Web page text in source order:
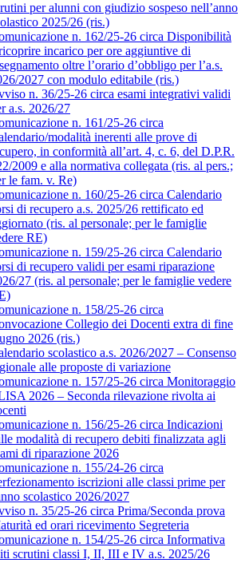
per alunni con giudizio sospeso nell’anno
2025/26 (ris.)
n. 162/25-26 circa Disponibilità
incarico per ore aggiuntive di
oltre l’orario d’obbligo per l’a.s.
2027 con modulo editabile (ris.)
n. 36/25-26 circa esami integrativi validi
a.s. 2026/27
n. 161/25-26 circa
modalità inerenti alle prove di
in conformità all’art. 4, c. 6, del D.P.R.
2009 e alla normativa collegata (ris. al pers.;
le fam. v. Re)
n. 160/25-26 circa Calendario
di recupero a.s. 2025/26 rettificato ed
(ris. al personale; per le famiglie
RE)
n. 159/25-26 circa Calendario
di recupero validi per esami riparazione
27 (ris. al personale; per le famiglie vedere
n. 158/25-26 circa
Collegio dei Docenti extra di fine
2026 (ris.)
scolastico a.s. 2026/2027 – Consenso
alle proposte di variazione
n. 157/25-26 circa Monitoraggio
2026 – Seconda rilevazione rivolta ai
n. 156/25-26 circa Indicazioni
modalità di recupero debiti finalizzata agli
di riparazione 2026
n. 155/24-26 circa
iscrizioni alle classi prime per
scolastico 2026/2027
n. 35/25-26 circa Prima/Seconda prova
ed orari ricevimento Segreteria
n. 154/25-26 circa Informativa
scrutini classi I, II, III e IV a.s. 2025/26